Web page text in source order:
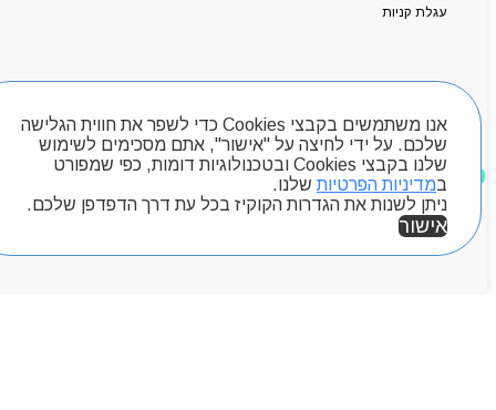
אנו משתמשים בקבצי Cookies כדי לשפר את חווית הגלישה
שלכם. על ידי לחיצה על "אישור", אתם מסכימים לשימוש
שלנו בקבצי Cookies ובטכנולוגיות דומות, כפי שמפורט
במדיניות הפרטיות שלנו.
ניתן לשנות את הגדרות הקוקיז בכל עת דרך הדפדפן שלכם.
אישור
עגלת קניות
חיפוש מוצרים
מוצרים שאהבתי
מותגים